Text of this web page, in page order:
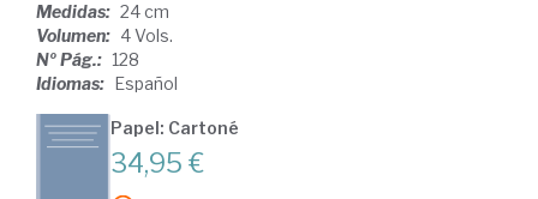
Medidas: 24 cm
Volumen: 4 Vols.
Nº Pág.: 128
Idiomas: Español
Papel: Cartoné
34,95 €